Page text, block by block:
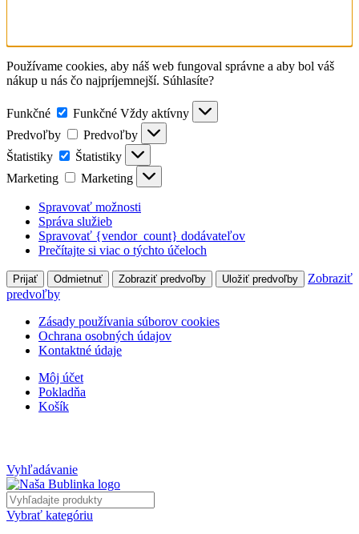
Používame cookies, aby náš web fungoval správne a aby bol váš
nákup u nás čo najpríjemnejší. Súhlasíte?
Funkčné Funkčné Vždy aktívny
Predvoľby
Predvoľby
Štatistiky
Štatistiky
Marketing
Marketing
Spravovať možnosti
Správa služieb
Spravovať {vendor_count} dodávateľov
Prečítajte si viac o týchto účeloch
Prijať Odmietnuť Zobraziť predvoľby Uložiť predvoľby
Zobraziť
predvoľby
Zásady používania súborov cookies
Ochrana osobných údajov
Kontaktné údaje
Môj účet
Pokladňa
Košík
Vyhľadávanie
Vybrať kategóriu